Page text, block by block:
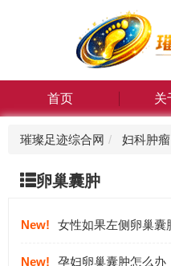
首页 关
璀璨足迹综合网 妇科肿瘤
卵巢囊肿
New! 女性如果左侧卵巢囊
New! 孕妇卵巢囊肿怎么办